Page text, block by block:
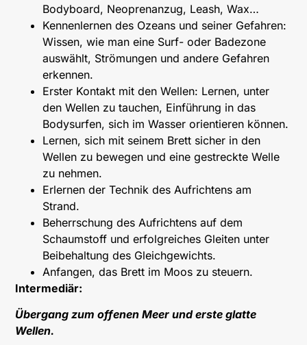
Bodyboard, Neoprenanzug, Leash, Wax…
Kennenlernen des Ozeans und seiner Gefahren:
Wissen, wie man eine Surf- oder Badezone
auswählt, Strömungen und andere Gefahren
erkennen.
Erster Kontakt mit den Wellen: Lernen, unter
den Wellen zu tauchen, Einführung in das
Bodysurfen, sich im Wasser orientieren können.
Lernen, sich mit seinem Brett sicher in den
Wellen zu bewegen und eine gestreckte Welle
zu nehmen.
Erlernen der Technik des Aufrichtens am
Strand.
Beherrschung des Aufrichtens auf dem
Schaumstoff und erfolgreiches Gleiten unter
Beibehaltung des Gleichgewichts.
Anfangen, das Brett im Moos zu steuern.
Intermediär:
Übergang zum offenen Meer und erste glatte
Wellen.